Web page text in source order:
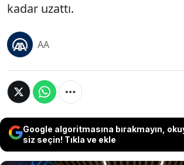
kadar uzattı.
AA
Google algoritmasına bırakmayın,
siz seçin! Tıkla ve ekle